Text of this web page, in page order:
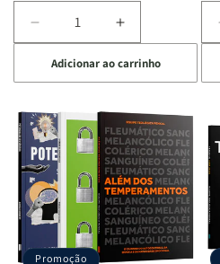
Diminuir
a
quantidade
de
Raizes
da
Alma
|
O
Vício
Agradar
Aumentar
a
quantidade
de
Raizes
da
Alma
|
O
Vício
de
Agradar
Adicionar ao carrinho
Promoção